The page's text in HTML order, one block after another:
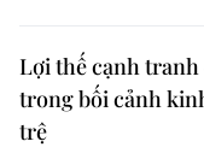
Lợi thế cạnh
trong bối cảnh
trệ